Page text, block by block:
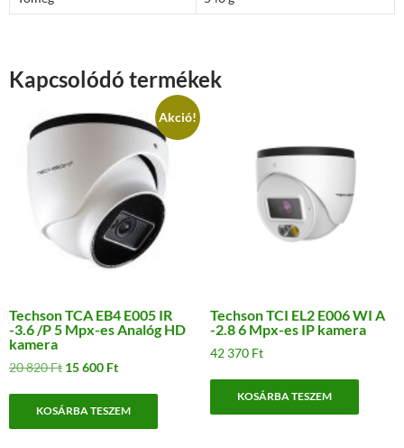
Kapcsolódó termékek
Akció!
Techson TCA EB4 E005 IR
-3.6 /P 5 Mpx-es Analóg HD
kamera
20 820Ft Original
15 600 FtCurrent
KOSÁRBA TESZEM
Techson TCI EL2 E006 WI A
-2.8 6 Mpx-es IP kamera
42 370 Ft
KOSÁRBA TESZEM